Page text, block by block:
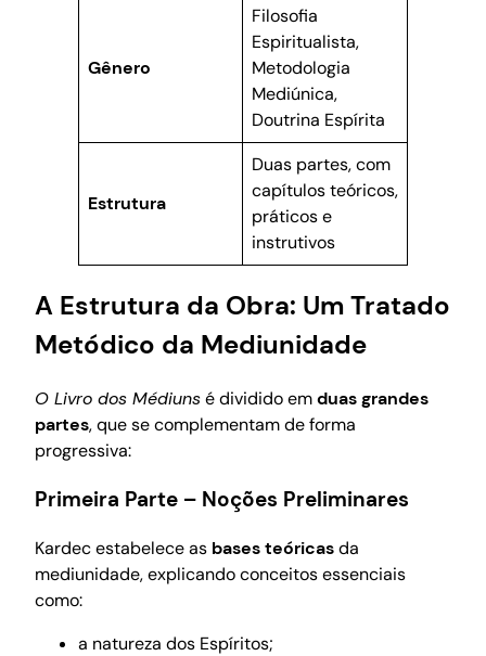
Gênero
Filosofia
Espiritualista,
Metodologia
Mediúnica,
Doutrina Espírita
Estrutura
Duas partes, com
capítulos teóricos,
práticos e
instrutivos
A Estrutura da Obra: Um Tratado
Metódico da Mediunidade
O Livro dos Médiunsé dividido emduas grandes
partes, que se complementam de forma
progressiva:
Primeira Parte – Noções Preliminares
Kardec estabelece as bases teóricasda
mediunidade, explicando conceitos essenciais
como:
a natureza dos Espíritos;